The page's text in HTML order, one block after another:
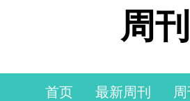
周
首页 最新周刊